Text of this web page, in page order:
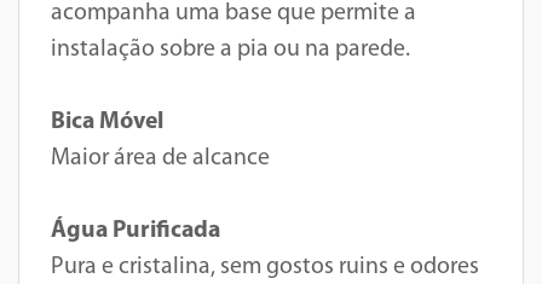
acompanha uma base que permite a
instalação sobre a pia ou na parede.
Bica Móvel
Maior área de alcance
Água Purificada
Pura e cristalina, sem gostos ruins e odores